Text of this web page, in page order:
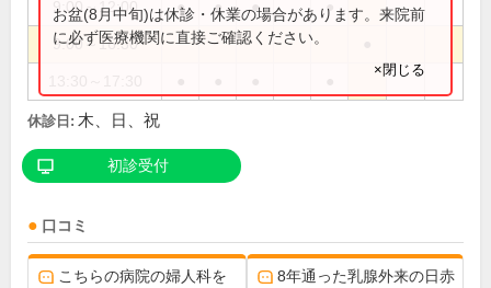
9:00～12:00 ● ● ● ●
9:00～16:30
お盆(8月中旬)は休診・休業の場合があります。来院前
に必ず医療機関に直接ご確認ください。
×閉じる
休診日: 木、日、祝
初診受付
口コミ
こちらの病院の婦人科を
8年通った乳腺外来の日赤